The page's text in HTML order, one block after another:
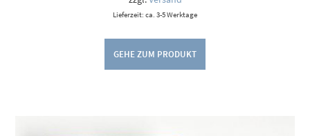
Lieferzeit: ca. 3-5 Werktage
GEHE ZUM PRODUKT